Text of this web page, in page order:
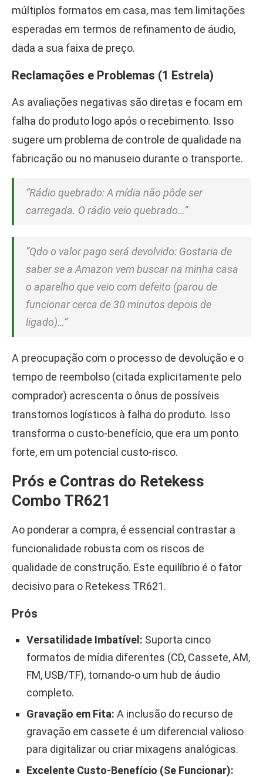
múltiplos formatos em casa, mas tem limitações
esperadas em termos de refinamento de áudio,
dada a sua faixa de preço.
Reclamações e Problemas (1 Estrela)
As avaliações negativas são diretas e focam em
falha do produto logo após o recebimento. Isso
sugere um problema de controle de qualidade na
fabricação ou no manuseio durante o transporte.
“Rádio quebrado: A mídia não pôde ser
carregada. O rádio veio quebrado…”
“Qdo o valor pago será devolvido: Gostaria de
saber se a Amazon vem buscar na minha casa
o aparelho que veio com defeito (parou de
funcionar cerca de 30 minutos depois de
ligado)…”
A preocupação com o processo de devolução e o
tempo de reembolso (citada explicitamente pelo
comprador) acrescenta o ônus de possíveis
transtornos logísticos à falha do produto. Isso
transforma o custo-benefício, que era um ponto
forte, em um potencial custo-risco.
Prós e Contras do Retekess
Combo TR621
Ao ponderar a compra, é essencial contrastar a
funcionalidade robusta com os riscos de
qualidade de construção. Este equilíbrio é o fator
decisivo para o Retekess TR621.
Prós
Versatilidade Imbatível: Suporta cinco
formatos de mídia diferentes (CD, Cassete, AM,
FM, USB/TF), tornando-o um hub de áudio
completo.
Gravação em Fita: A inclusão do recurso de
gravação em cassete é um diferencial valioso
para digitalizar ou criar mixagens analógicas.
Excelente Custo-Benefício (Se Funcionar):